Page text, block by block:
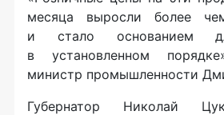
месяца выросли более
и стало основанием
в установленном
министр промышленности
Губернатор Николай